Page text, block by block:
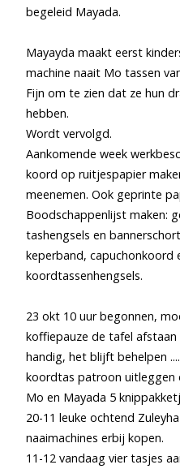
begeleid Mayada.
Mayayda maakt eerst
machine naait Mo tassen
Fijn om te zien dat ze hun
hebben.
Wordt vervolgd.
Aankomende week
koord op ruitjespapier
meenemen. Ook geprinte
Boodschappenlijst maken:
tashengsels en
keperband, capuchonkoord
koordtassenhengsels.
23 okt 10 uur begonnen,
koffiepauze de tafel
handig, het blijft behelpen
koordtas patroon uitleggen
Mo en Mayada 5
20-11 leuke ochtend
naaimachines erbij kopen.
11-12 vandaag vier tasjes